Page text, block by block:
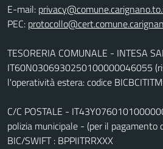
E-mail:
PEC:
TESORERIA COMUNALE - INTESA
IT60N0306930250100000046055
l'operatività estera: codice
C/C POSTALE -
polizia municipale - (per il pagamento
BIC/SWIFT : BPPIITRRXXX